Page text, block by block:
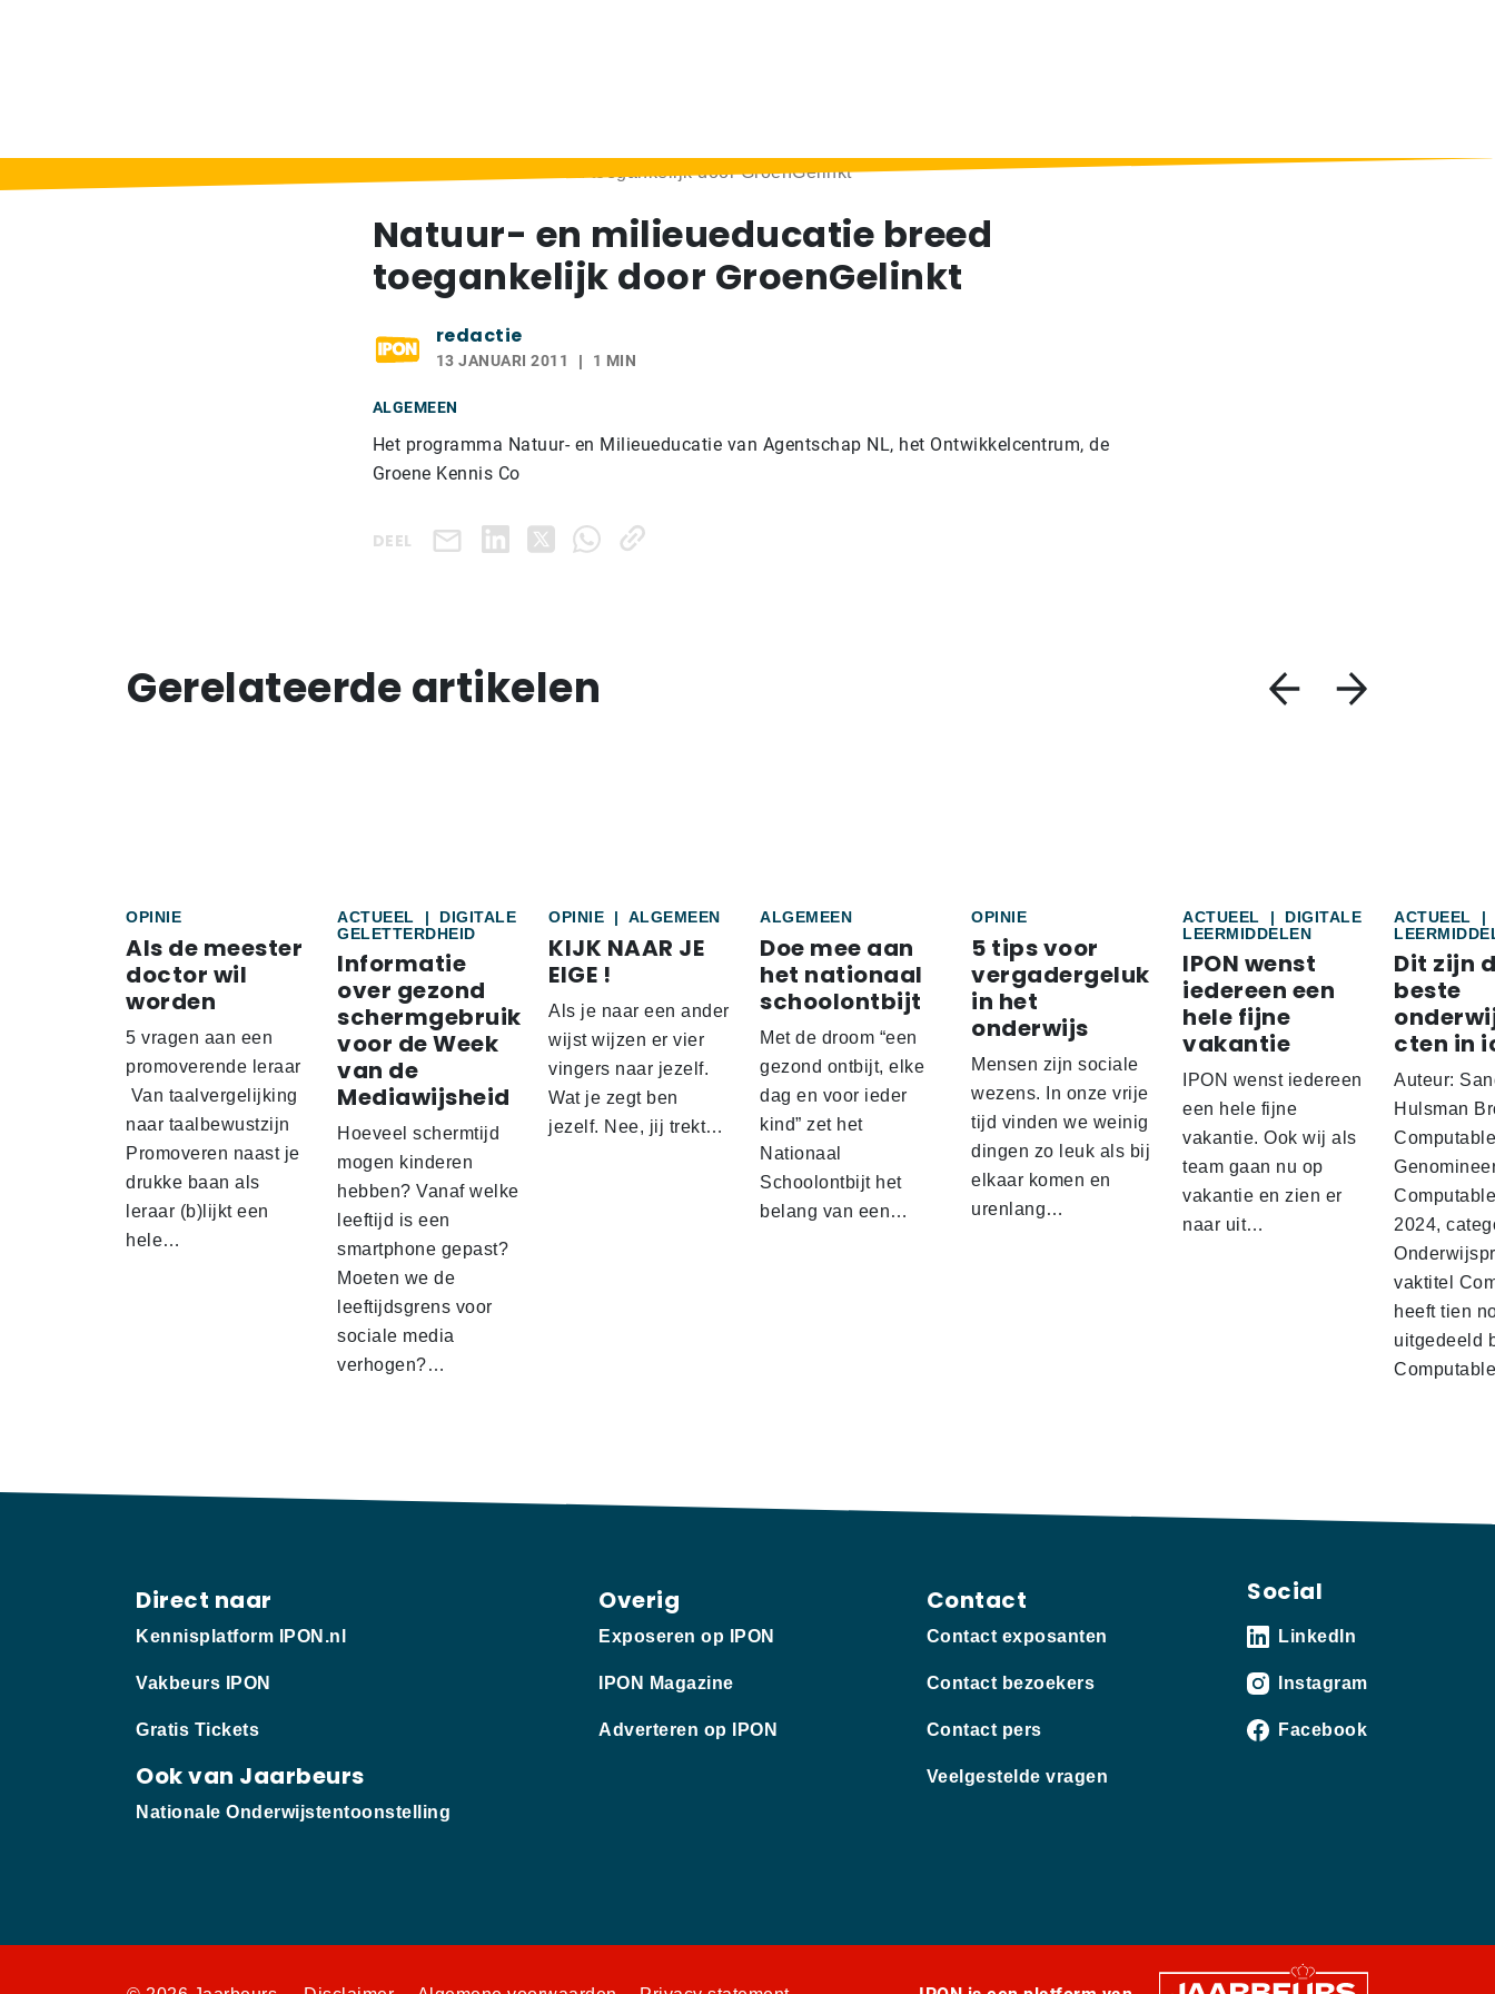
Natuur- en milieueducatie breed toegankelijk door GroenGelinkt
Natuur- en milieueducatie breed
toegankelijk door GroenGelinkt
redactie
13 JANUARI 2011 1 MIN
ALGEMEEN
Het programma Natuur- en Milieueducatie van Agentschap NL, het Ontwikkelcentrum, de
Groene Kennis Co
DEEL
Gerelateerde artikelen
OPINIE
Als de meester
doctor wil
worden
5 vragen aan een
promoverende leraar
Van taalvergelijking
naar taalbewustzijn
Promoveren naast je
drukke baan als
leraar (b)lijkt een
hele…
ACTUEEL |
DIGITALE
GELETTERDHEID
Informatie
over gezond
schermgebruik
voor de Week
van de
Mediawijsheid
Hoeveel schermtijd
mogen kinderen
hebben? Vanaf welke
leeftijd is een
smartphone gepast?
Moeten we de
leeftijdsgrens voor
sociale media
verhogen?…
OPINIE | ALGEMEEN
KIJK NAAR JE
EIGE !
Als je naar een ander
wijst wijzen er vier
vingers naar jezelf.
Wat je zegt ben
jezelf. Nee, jij trekt…
ALGEMEEN
Doe mee aan
het nationaal
schoolontbijt
Met de droom “een
gezond ontbijt, elke
dag en voor ieder
kind” zet het
Nationaal
Schoolontbijt het
belang van een…
OPINIE
5 tips voor
vergadergeluk
in het
onderwijs
Mensen zijn sociale
wezens. In onze vrije
tijd vinden we weinig
dingen zo leuk als bij
elkaar komen en
urenlang…
ACTUEEL |
DIGITALE
LEERMIDDELEN
IPON wenst
iedereen een
hele fijne
vakantie
IPON wenst iedereen
een hele fijne
vakantie. Ook wij als
team gaan nu op
vakantie en zien er
naar uit…
ACTUEEL
|
Dit zijn
beste
cten in
Auteur:
Hulsman
Computable
2024,
vaktitel
heeft tien
uitgedeeld
Direct naar
Kennisplatform IPON.nl
Vakbeurs IPON
Gratis Tickets
Ook van Jaarbeurs
Nationale Onderwijstentoonstelling
Overig
Exposeren op IPON
IPON Magazine
Adverteren op IPON
Contact
Contact exposanten
Contact bezoekers
Contact pers
Veelgestelde vragen
Social
LinkedIn
Instagram
Facebook